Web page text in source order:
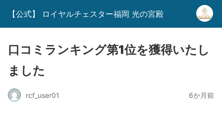
【公式】 ロイヤルチェスター福岡 光の宮殿
口コミランキング第1位を獲得いたし
ました
rcf_user01 6か月前